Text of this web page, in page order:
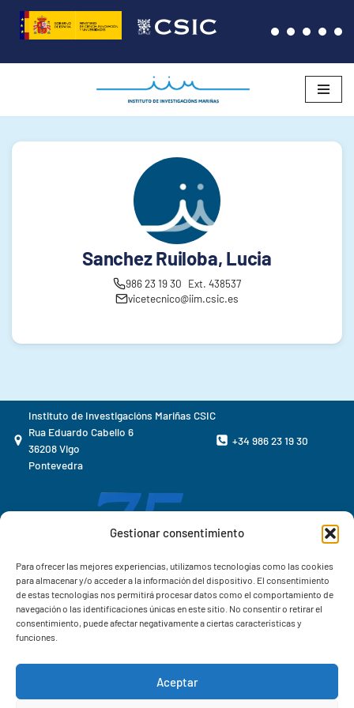
Gestionar consentimiento
Para ofrecer las mejores experiencias, utilizamos tecnologías como las cookies
para almacenar y/o acceder a la información del dispositivo. El consentimiento
de estas tecnologías nos permitirá procesar datos como el comportamiento de
navegación o las identificaciones únicas en este sitio. No consentir o retirar el
consentimiento, puede afectar negativamente a ciertas características y
funciones.
Aceptar
Saltar
al
Sanchez Ruiloba, Lucia
986 23 19 30 Ext. 438537
vicetecnico@iim.csic.es
Instituto de Investigacións Mariñas CSIC
Rua Eduardo Cabello 6
36208 Vigo
Pontevedra
+34 986 23 19 30